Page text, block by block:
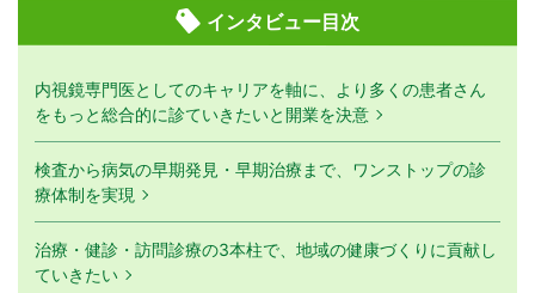
インタビュー目次
内視鏡専門医としてのキャリアを軸に、より多くの患者さん
をもっと総合的に診ていきたいと開業を決意
検査から病気の早期発見・早期治療まで、ワンストップの診
療体制を実現
治療・健診・訪問診療の3本柱で、地域の健康づくりに貢献し
ていきたい